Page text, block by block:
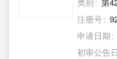
类别
第
注册号
申请日期
初审公告